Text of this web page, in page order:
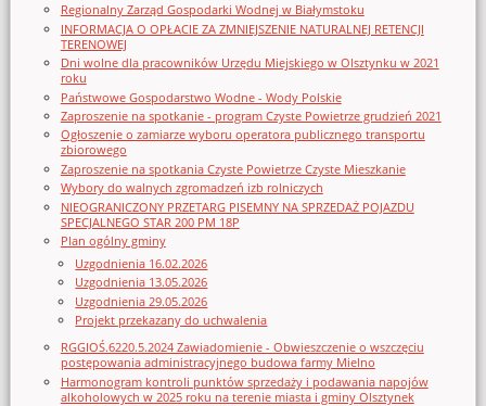
Regionalny Zarząd Gospodarki Wodnej w Białymstoku
INFORMACJA O OPŁACIE ZA ZMNIEJSZENIE NATURALNEJ RETENCJI
TERENOWEJ
Dni wolne dla pracowników Urzędu Miejskiego w Olsztynku w 2021
roku
Państwowe Gospodarstwo Wodne - Wody Polskie
Zaproszenie na spotkanie - program Czyste Powietrze grudzień 2021
Ogłoszenie o zamiarze wyboru operatora publicznego transportu
zbiorowego
Zaproszenie na spotkania Czyste Powietrze Czyste Mieszkanie
Wybory do walnych zgromadzeń izb rolniczych
NIEOGRANICZONY PRZETARG PISEMNY NA SPRZEDAŻ POJAZDU
SPECJALNEGO STAR 200 PM 18P
Plan ogólny gminy
Uzgodnienia 16.02.2026
Uzgodnienia 13.05.2026
Uzgodnienia 29.05.2026
Projekt przekazany do uchwalenia
RGGIOŚ.6220.5.2024 Zawiadomienie - Obwieszczenie o wszczęciu
postępowania administracyjnego budowa farmy Mielno
Harmonogram kontroli punktów sprzedaży i podawania napojów
alkoholowych w 2025 roku na terenie miasta i gminy Olsztynek